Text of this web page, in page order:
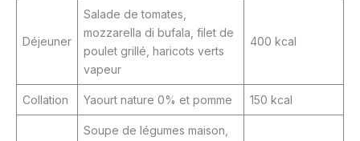
Déjeuner
Salade de tomates,
mozzarella di bufala, filet de
poulet grillé, haricots verts
vapeur
400 kcal
Collation Yaourt nature 0% et pomme 150 kcal
Soupe de légumes maison,